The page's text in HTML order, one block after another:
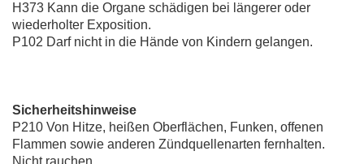
H373 Kann die Organe schädigen bei längerer oder
wiederholter Exposition.
P102 Darf nicht in die Hände von Kindern gelangen.
Sicherheitshinweise
P210 Von Hitze, heißen Oberflächen, Funken, offenen
Flammen sowie anderen Zündquellenarten fernhalten.
Nicht rauchen.